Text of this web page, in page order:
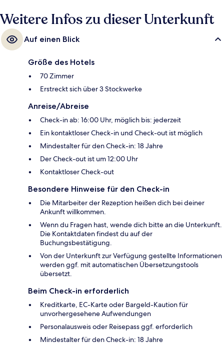
Weitere Infos zu dieser Unterkunft
Auf einen Blick
Größe des Hotels
70 Zimmer
Erstreckt sich über 3 Stockwerke
Anreise/Abreise
Check-in ab: 16:00 Uhr, möglich bis: jederzeit
Ein kontaktloser Check-in und Check-out ist möglich
Mindestalter für den Check-in: 18 Jahre
Der Check-out ist um 12:00 Uhr
Kontaktloser Check-out
Besondere Hinweise für den Check-in
Die Mitarbeiter der Rezeption heißen dich bei deiner
Ankunft willkommen.
Wenn du Fragen hast, wende dich bitte an die Unterkunft.
Die Kontaktdaten findest du auf der
Buchungsbestätigung.
Von der Unterkunft zur Verfügung gestellte Informationen
werden ggf. mit automatischen Übersetzungstools
übersetzt.
Beim Check-in erforderlich
Kreditkarte, EC-Karte oder Bargeld-Kaution für
unvorhergesehene Aufwendungen
Personalausweis oder Reisepass ggf. erforderlich
Mindestalter für den Check-in: 18 Jahre